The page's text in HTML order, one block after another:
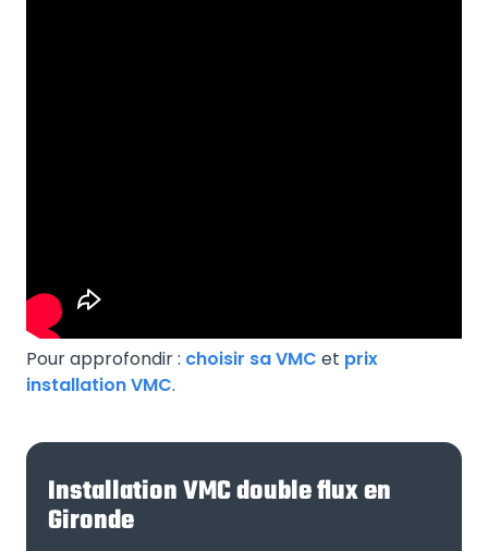
Pour approfondir : choisir sa VMC et prix
installation VMC.
Installation VMC double flux en
Gironde